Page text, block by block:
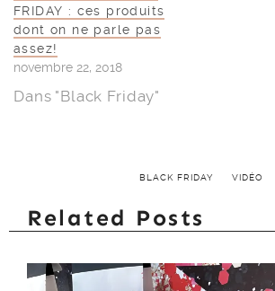
FRIDAY : ces produits
dont on ne parle pas
assez!
novembre 22, 2018
Dans "Black Friday"
BLACK FRIDAY VIDÉO
Related Posts